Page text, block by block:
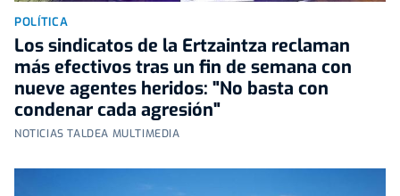
POLÍTICA
Los sindicatos de la Ertzaintza reclaman
más efectivos tras un fin de semana con
nueve agentes heridos: "No basta con
condenar cada agresión"
NOTICIAS TALDEA MULTIMEDIA